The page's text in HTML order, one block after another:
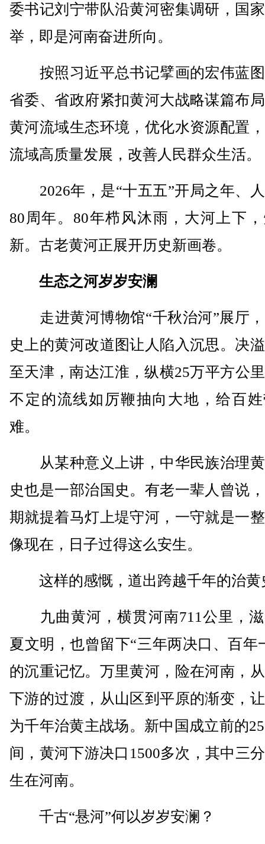
委书记刘宁带队沿黄河密集调研，国
举，即是河南奋进所向。
按照习近平总书记擘画的宏伟蓝
省委、省政府紧扣黄河大战略谋篇布
黄河流域生态环境，优化水资源配置
流域高质量发展，改善人民群众生活。
2026年，是“十五五”开局之年、
80周年。80年栉风沐雨，大河上下
新。古老黄河正展开历史新画卷。
生态之河岁岁安澜
走进黄河博物馆“千秋治河”展厅
史上的黄河改道图让人陷入沉思。决
至天津，南达江淮，纵横25万平方公
不定的流线如厉鞭抽向大地，给百
难。
从某种意义上讲，中华民族治理
史也是一部治国史。有老一辈人曾说
期就提着马灯上堤守河，一守就是一
像现在，日子过得这么安生。
这样的感慨，道出跨越千年的治黄
九曲黄河，横贯河南711公里，滋
夏文明，也曾留下“三年两决口、百年
的沉重记忆。万里黄河，险在河南，
下游的过渡，从山区到平原的渐变，
为千年治黄主战场。新中国成立前的
间，黄河下游决口1500多次，其中三
生在河南。
千古“悬河”何以岁岁安澜？